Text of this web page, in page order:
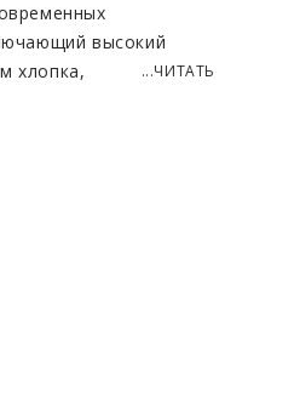
высокий
хлопка,
...ЧИТАТЬ